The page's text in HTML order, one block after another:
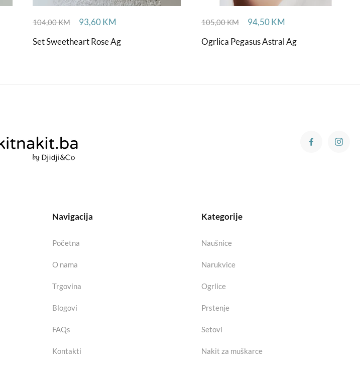
104,00KM 93,60KM
Set Sweetheart Rose Ag
105,00KM 94,50KM
Ogrlica Pegasus Astral Ag
Navigacija
Početna
O nama
Trgovina
Blogovi
FAQs
Kontakti
Kategorije
Naušnice
Narukvice
Ogrlice
Prstenje
Setovi
Nakit za muškarce